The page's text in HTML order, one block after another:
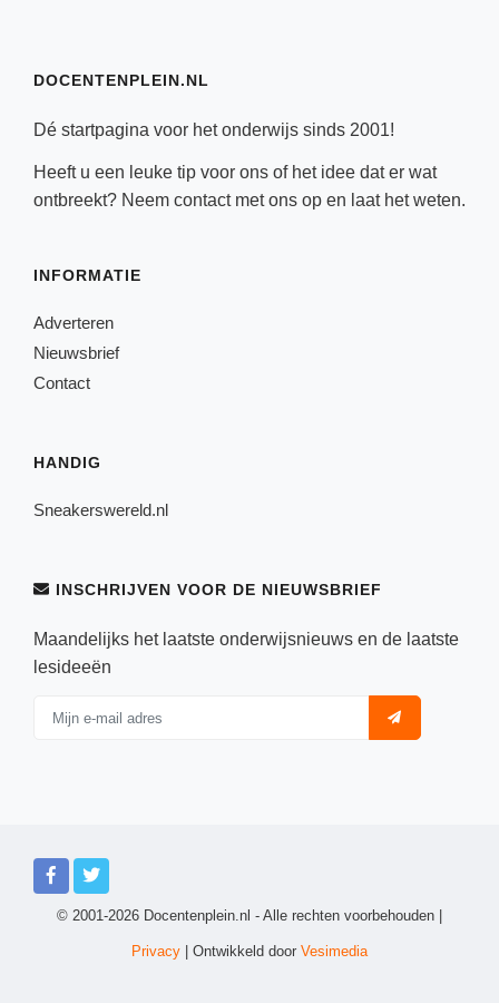
DOCENTENPLEIN.NL
Dé startpagina voor het onderwijs sinds 2001!
Heeft u een leuke tip voor ons of het idee dat er wat
ontbreekt? Neem contactmet ons op en laat het weten.
INFORMATIE
Adverteren
Nieuwsbrief
Contact
HANDIG
Sneakerswereld.nl
INSCHRIJVEN VOOR DE NIEUWSBRIEF
Maandelijks het laatste onderwijsnieuws en de laatste
lesideeën
© 2001-2026 Docentenplein.nl - Alle rechten voorbehouden |
Privacy | Ontwikkeld door Vesimedia